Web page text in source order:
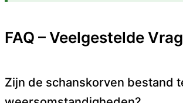
FAQ – Veelgestelde
Zijn de schanskorven bestand